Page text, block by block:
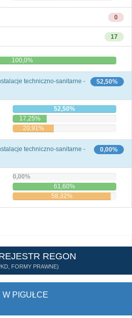
0
17
100,0%
52,50%
techniczno-sanitarne -
52,50%
17,25%
20,91%
0,00%
techniczno-sanitarne -
0,00%
61,60%
58,32%
REGON
FORMY PRAWNE)
W PIGUŁCE